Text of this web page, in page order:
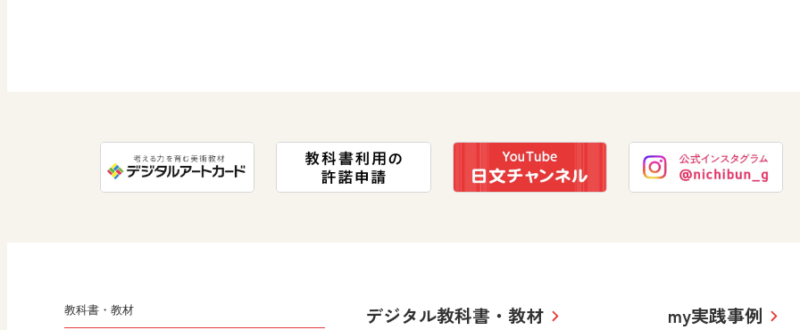
教科書・教材 デジタル教科書・教材 my実践事例